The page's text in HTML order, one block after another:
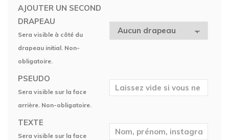
AJOUTER UN SECOND
DRAPEAU
Sera visible à côté du
drapeau initial. Non-
obligatoire.
PSEUDO
Sera visible sur la face
arrière. Non-obligatoire.
TEXTE
Sera visible sur la face